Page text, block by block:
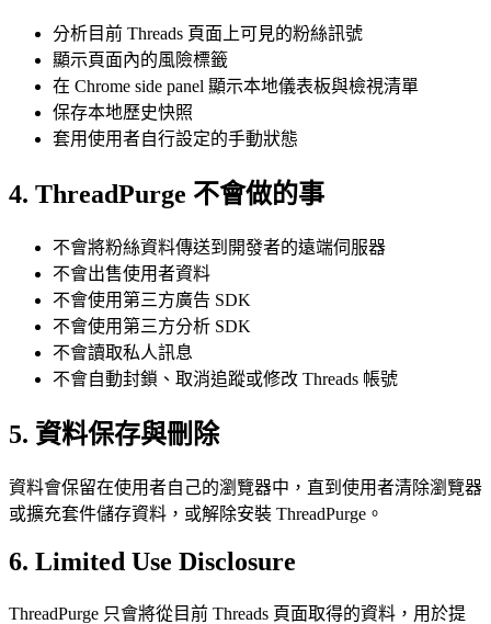
分析目前 Threads 頁面上可見的粉絲訊號
顯示頁面內的風險標籤
在 Chrome side panel 顯示本地儀表板與檢視清單
保存本地歷史快照
套用使用者自行設定的手動狀態
4. ThreadPurge 不會做的事
不會將粉絲資料傳送到開發者的遠端伺服器
不會出售使用者資料
不會使用第三方廣告 SDK
不會使用第三方分析 SDK
不會讀取私人訊息
不會自動封鎖、取消追蹤或修改 Threads 帳號
5. 資料保存與刪除
資料會保留在使用者自己的瀏覽器中，直到使用者清除瀏覽器
或擴充套件儲存資料，或解除安裝 ThreadPurge。
6. Limited Use Disclosure
ThreadPurge 只會將從目前 Threads 頁面取得的資料，用於提